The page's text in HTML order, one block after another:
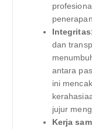
dan
antara
ini
jujur
Kerja